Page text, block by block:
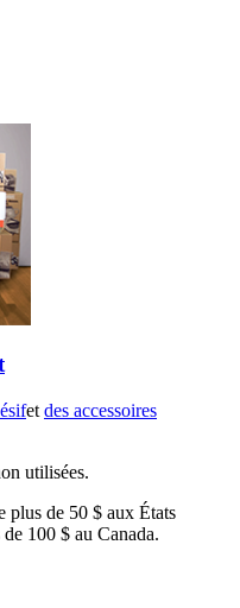
et des accessoires
utilisées.
plus de 50 $ aux États
100 $ au Canada.